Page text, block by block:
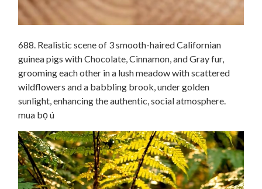
688. Realistic scene of 3 smooth-haired Californian
guinea pigs with Chocolate, Cinnamon, and Gray fur,
grooming each other in a lush meadow with scattered
wildflowers and a babbling brook, under golden
sunlight, enhancing the authentic, social atmosphere.
mua bọ ú